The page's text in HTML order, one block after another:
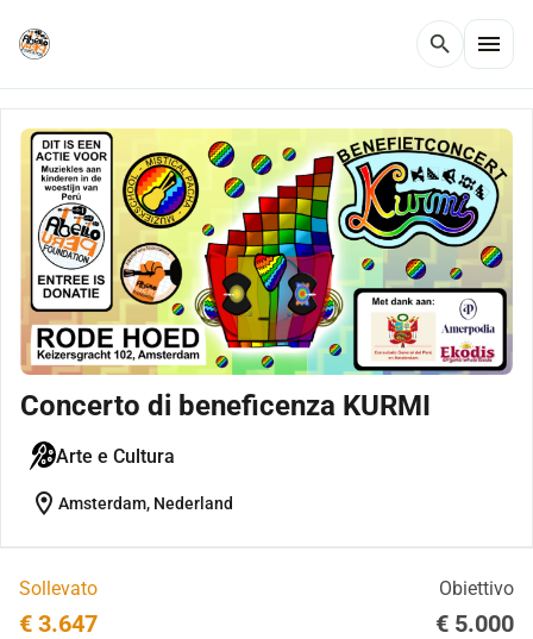
search menu
Concerto di beneficenza KURMI
Arte e Cultura
location_on Amsterdam, Nederland
Sollevato Obiettivo
€ 3.647 € 5.000